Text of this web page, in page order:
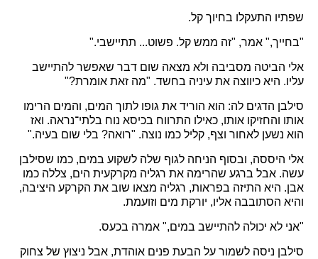
שפתיו התעקלו בחיוך קל.
"בחייך," אמר, "זה ממש קל. פשוט... תתיישבי."
אלי הביטה מסביבה ולא מצאה שום דבר שאפשר להתיישב
עליו. היא כיווצה את עיניה בחשד. "מה זאת אומרת?"
סילבן הדגים לה: הוא הוריד את גופו לתוך המים, והמים הרימו
אותו והחזיקו אותו, כאילו התרווח בכיסא נוח בלתי־נראה. ואז
הוא נשען לאחור וצף, קליל כמו נוצה. "רואה? בלי שום בעיה."
אלי היססה, ובסוף הניחה לגוף שלה לשקוע במים, כמו שסילבן
עשה. אבל ברגע שהרימה את רגליה מקרקעית הים, צללה כמו
אבן. היא התיזה בפראות, רגליה מצאו שוב את הקרקע היציבה,
והיא הסתובבה אליו, יורקת מים וזועמת.
"אני לא יכולה להתיישב במים," אמרה בכעס.
סילבן ניסה לשמור על הבעת פנים אוהדת, אבל ניצוץ של צחוק